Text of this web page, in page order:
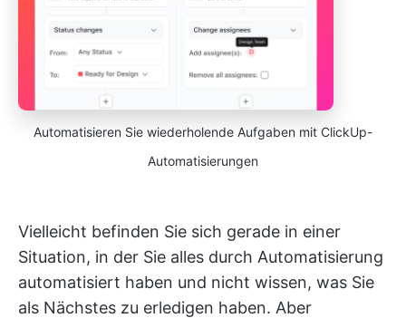
Automatisieren Sie wiederholende Aufgaben mit ClickUp-
Automatisierungen
Vielleicht befinden Sie sich gerade in einer
Situation, in der Sie alles durch Automatisierung
automatisiert haben und nicht wissen, was Sie
als Nächstes zu erledigen haben. Aber